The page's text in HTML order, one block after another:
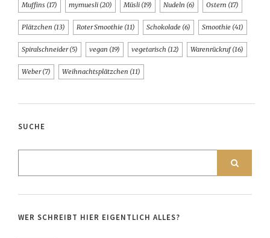
Muffins (17) mymuesli (20) Müsli (19) Nudeln (6) Ostern (17)
Plätzchen (13) Roter Smoothie (11) Schokolade (6) Smoothie (41)
Spiralschneider(5) vegan (19) vegetarisch (12) Warenrückruf(16)
Weber(7) Weihnachtsplätzchen (11)
SUCHE
WER SCHREIBT HIER EIGENTLICH ALLES?